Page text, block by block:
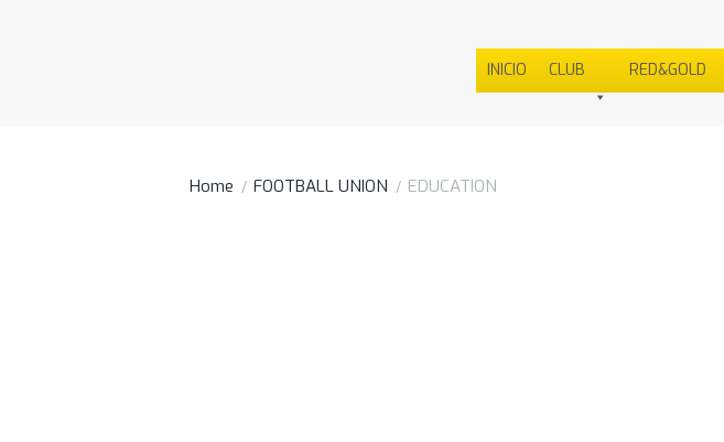
INICIO CLUB RED&GOLD
Home FOOTBALL UNION EDUCATION